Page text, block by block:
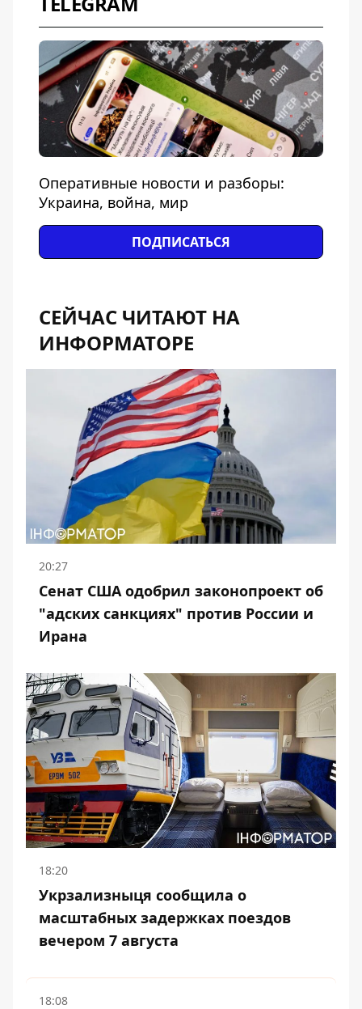
Оперативные новости и разборы:
Украина, война, мир
ПОДПИСАТЬСЯ
СЕЙЧАС ЧИТАЮТ НА
ИНФОРМАТОРЕ
20:27
Сенат США одобрил законопроект об
"адских санкциях" против России и
Ирана
18:20
Укрзализныця сообщила о
масштабных задержках поездов
вечером 7 августа
18:08